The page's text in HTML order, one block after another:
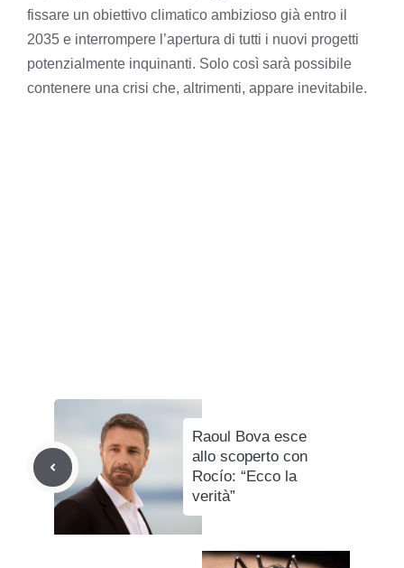
fissare un obiettivo climatico ambizioso già entro il
2035 e interrompere l’apertura di tutti i nuovi progetti
potenzialmente inquinanti. Solo così sarà possibile
contenere una crisi che, altrimenti, appare inevitabile.
Raoul Bova esce
allo scoperto con
Rocío: “Ecco la
verità”